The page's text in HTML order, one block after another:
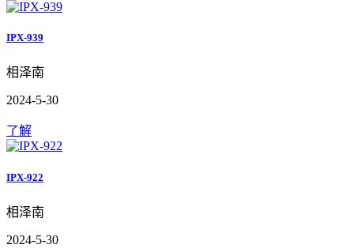
IPX-939
相泽南
2024-5-30
了解
IPX-922
相泽南
2024-5-30